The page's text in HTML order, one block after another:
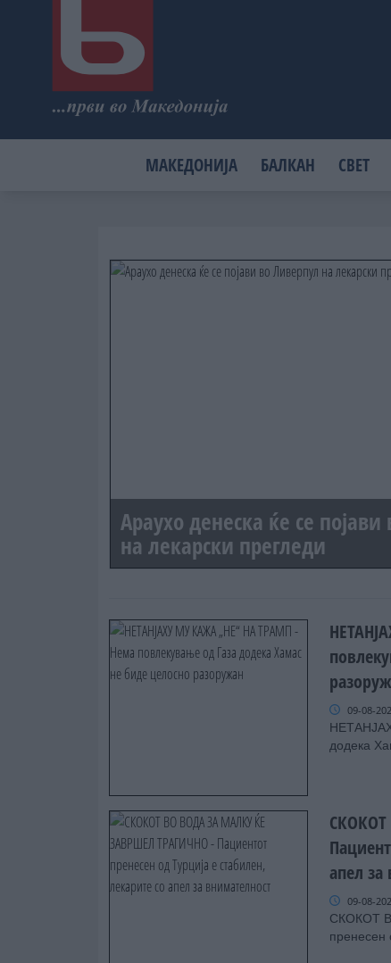
МАКЕДОНИЈА БАЛКАН СВЕТ
Араухо денеска ќе се
на лекарски прегледи
09-08-
додека
апел за
09-08-
СКОКОТ
пренесен